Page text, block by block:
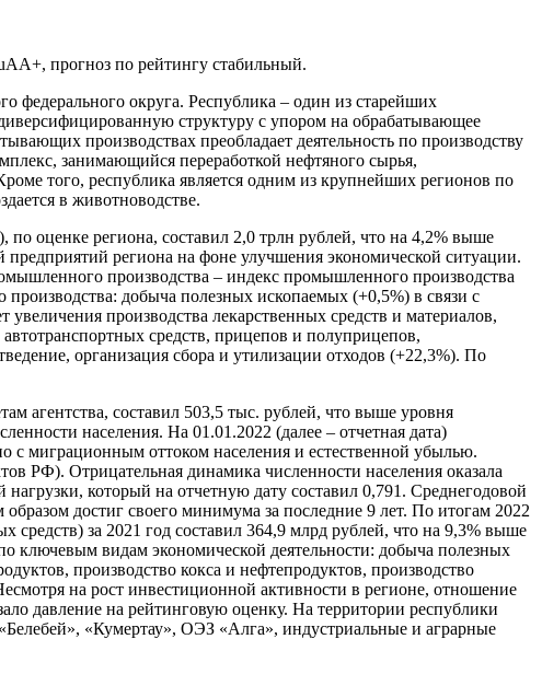
прогноз по рейтингу стабильный.
федерального округа. Республика – один из старейших
структуру с упором на обрабатывающее
производствах преобладает деятельность по производству
занимающийся переработкой нефтяного сырья,
того, республика является одним из крупнейших регионов по
в животноводстве.
оценке региона, составил 2,0 трлн рублей, что на 4,2% выше
региона на фоне улучшения экономической ситуации.
производства – индекс промышленного производства
добыча полезных ископаемых (+0,5%) в связи с
производства лекарственных средств и материалов,
средств, прицепов и полуприцепов,
организация сбора и утилизации отходов (+22,3%). По
агентства, составил 503,5 тыс. рублей, что выше уровня
населения. На 01.01.2022 (далее – отчетная дата)
с миграционным оттоком населения и естественной убылью.
РФ). Отрицательная динамика численности населения оказала
который на отчетную дату составил 0,791. Среднегодовой
достиг своего минимума за последние 9 лет. По итогам 2022
за 2021 год составил 364,9 млрд рублей, что на 9,3% выше
ключевым видам экономической деятельности: добыча полезных
производство кокса и нефтепродуктов, производство
на рост инвестиционной активности в регионе, отношение
давление на рейтинговую оценку. На территории республики
«Кумертау», ОЭЗ «Алга», индустриальные и аграрные